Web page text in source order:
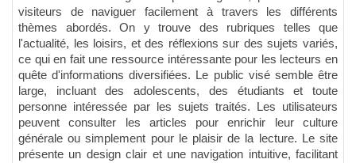
visiteurs de naviguer facilement à travers les différents
thèmes abordés. On y trouve des rubriques telles que
l'actualité, les loisirs, et des réflexions sur des sujets variés,
ce qui en fait une ressource intéressante pour les lecteurs en
quête d'informations diversifiées. Le public visé semble être
large, incluant des adolescents, des étudiants et toute
personne intéressée par les sujets traités. Les utilisateurs
peuvent consulter les articles pour enrichir leur culture
générale ou simplement pour le plaisir de la lecture. Le site
présente un design clair et une navigation intuitive, facilitant